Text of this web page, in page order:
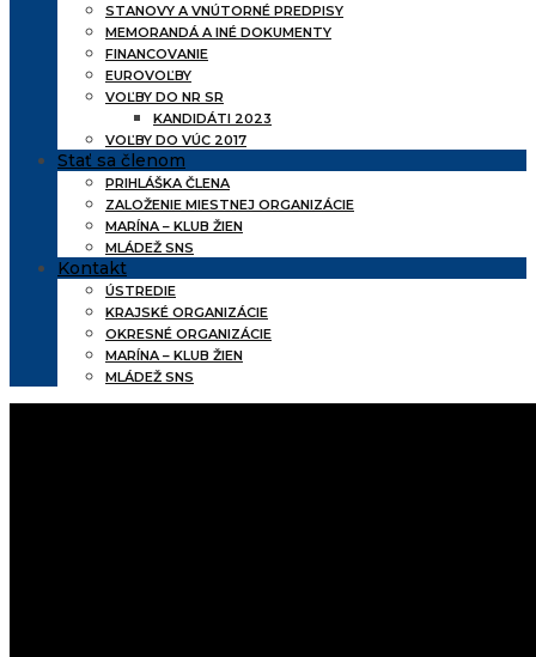
STANOVY A VNÚTORNÉ PREDPISY
MEMORANDÁ A INÉ DOKUMENTY
FINANCOVANIE
EUROVOĽBY
VOĽBY DO NR SR
KANDIDÁTI 2023
VOĽBY DO VÚC 2017
Stať sa členom
PRIHLÁŠKA ČLENA
ZALOŽENIE MIESTNEJ ORGANIZÁCIE
MARÍNA – KLUB ŽIEN
MLÁDEŽ SNS
Kontakt
ÚSTREDIE
KRAJSKÉ ORGANIZÁCIE
OKRESNÉ ORGANIZÁCIE
MARÍNA – KLUB ŽIEN
MLÁDEŽ SNS